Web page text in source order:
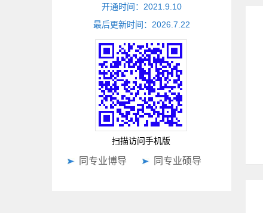
开通时间： 2021 9 10
最后更新时间： 2026 7 22
扫描访问手机版
同专业博导 同专业硕导